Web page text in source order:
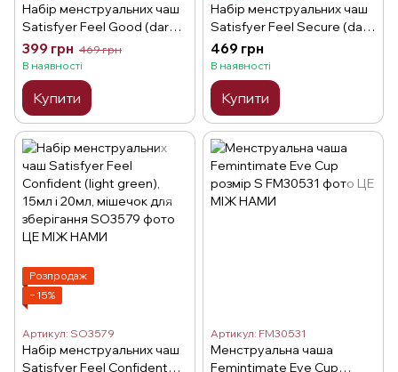
Набір менструальних чаш
Satisfyer Feel Good (dark
blue), 15мл та 20мл
399 грн 469 грн
В наявності
Купити
Набір менструальних чаш
Satisfyer Feel Secure (dark
blue), 15мл і 20мл
469 грн
В наявності
Купити
Розпродаж
−15%
Артикул: SO3579
Набір менструальних чаш
Satisfyer Feel Confident
Артикул: FM30531
Менструальна чаша
Femintimate Eve Cup